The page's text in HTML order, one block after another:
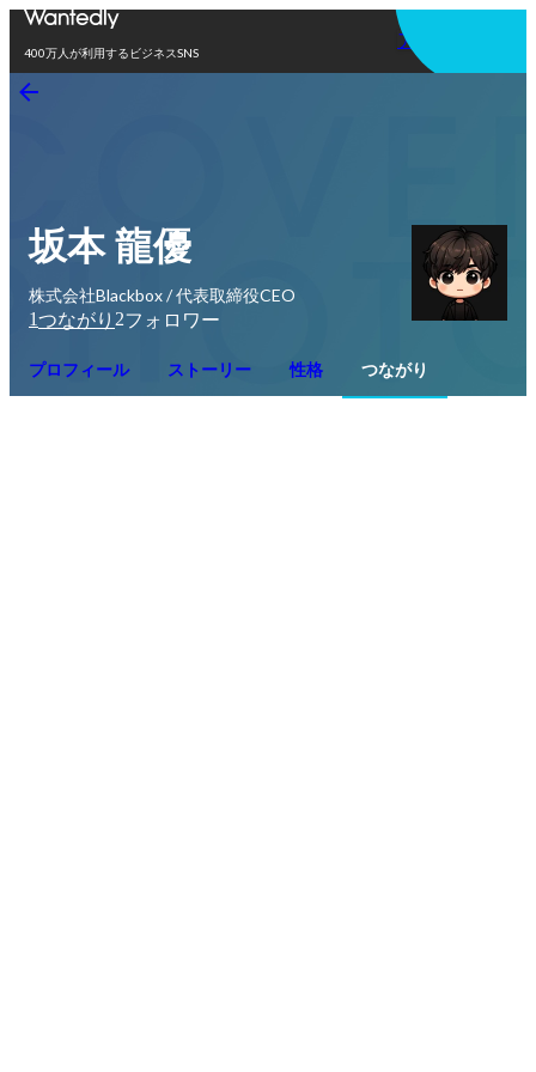
400万人が利用するビジネスSNS
アプリを使う
坂本 龍優
株式会社Blackbox / 代表取締役CEO
1つながり 2フォロワー
プロフィール ストーリー 性格 つながり